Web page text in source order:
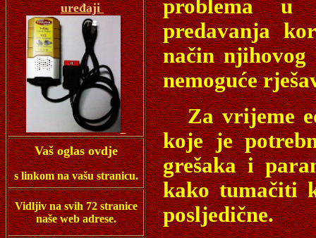
uređaji
Vaš oglas ovdje
s linkom na vašu stranicu.
Vidljiv na svih 72 stranice
naše web adrese.
problema u
predavanja
način njihovog
nemoguće
Za vrijeme
koje je
grešaka i
kako tumačiti
posljedične.